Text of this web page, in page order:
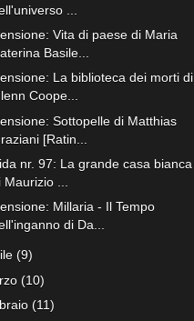
...
Vita di paese di Maria
Basile...
La biblioteca dei morti di
Coope...
Sottopelle di Matthias
[Ratin...
nr. 97: La grande casa bianca
Maurizio ...
Millaria - Il Tempo
di Da...
(9)
(10)
(11)